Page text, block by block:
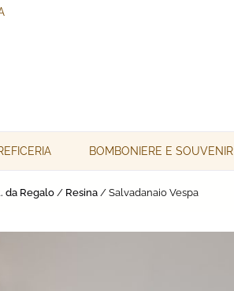
della Terra
BOMBONIERE E SOUVENIR
da Regalo / Resina / Salvadanaio Vespa